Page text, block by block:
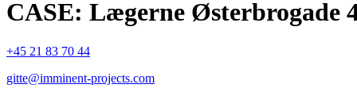
CASE: Lægerne Østerbrogade
+45 21 83 70 44
gitte@imminent-projects.com